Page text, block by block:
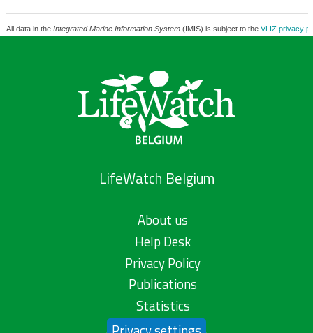
All data in the Integrated Marine Information System(IMIS) is subject to the VLIZ privacy
LifeWatch Belgium
About us
Help Desk
Privacy Policy
Publications
Statistics